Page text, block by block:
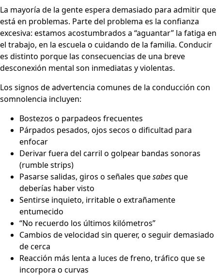
La mayoría de la gente espera demasiado para admitir que
está en problemas. Parte del problema es la confianza
excesiva: estamos acostumbrados a “aguantar” la fatiga en
el trabajo, en la escuela o cuidando de la familia. Conducir
es distinto porque las consecuencias de una breve
desconexión mental son inmediatas y violentas.
Los signos de advertencia comunes de la conducción con
somnolencia incluyen:
Bostezos o parpadeos frecuentes
Párpados pesados, ojos secos o dificultad para
enfocar
Derivar fuera del carril o golpear bandas sonoras
(rumble strips)
Pasarse salidas, giros o señales quesabesque
deberías haber visto
Sentirse inquieto, irritable o extrañamente
entumecido
“No recuerdo los últimos kilómetros”
Cambios de velocidad sin querer, o seguir demasiado
de cerca
Reacción más lenta a luces de freno, tráfico que se
incorpora o curvas